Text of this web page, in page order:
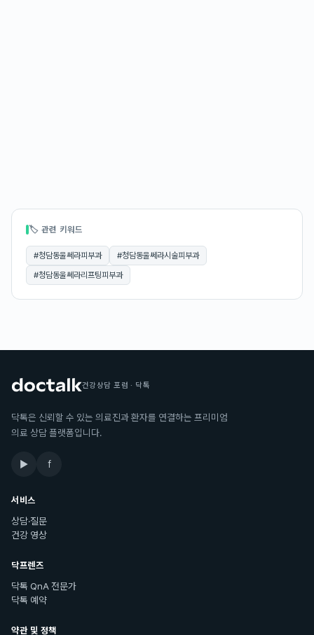
🏷 관련 키워드
#청담동울쎄라피부과 #청담동울쎄라시술피부과
#청담동울쎄라리프팅피부과
건강상담 포럼 · 닥톡
닥톡은 신뢰할 수 있는 의료진과 환자를 연결하는 프리미엄
의료 상담 플랫폼입니다.
▶ f
서비스
상담·질문
건강 영상
닥프렌즈
닥톡 QnA 전문가
닥톡 예약
약관 및 정책